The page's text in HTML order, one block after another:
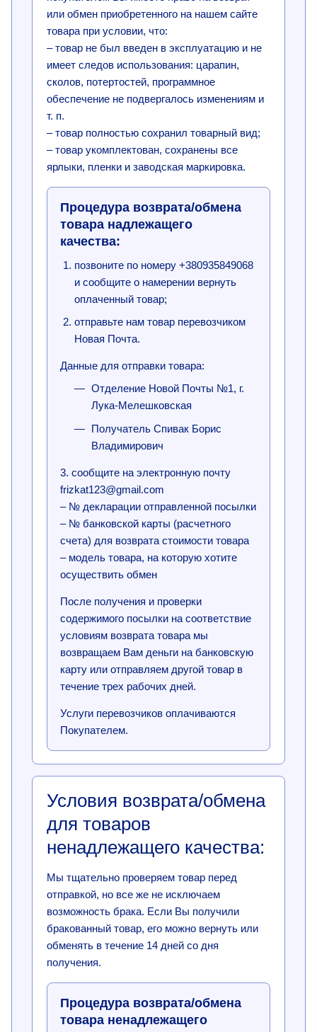
или обмен приобретенного на нашем сайте
товара при условии, что:
– товар не был введен в эксплуатацию и не
имеет следов использования: царапин,
сколов, потертостей, программное
обеспечение не подвергалось изменениям и
т. п.
– товар полностью сохранил товарный вид;
– товар укомплектован, сохранены все
ярлыки, пленки и заводская маркировка.
Процедура возврата/обмена
товара надлежащего
качества:
позвоните по номеру +380935849068
и сообщите о намерении вернуть
оплаченный товар;
отправьте нам товар перевозчиком
Новая Почта.
Данные для отправки товара:
Отделение Новой Почты №1, г.
Лука-Мелешковская
Получатель Спивак Борис
Владимирович
3. сообщите на электронную почту
frizkat123@gmail.com
– № декларации отправленной посылки
– № банковской карты (расчетного
счета) для возврата стоимости товара
– модель товара, на которую хотите
осуществить обмен
После получения и проверки
содержимого посылки на соответствие
условиям возврата товара мы
возвращаем Вам деньги на банковскую
карту или отправляем другой товар в
течение трех рабочих дней.
Услуги перевозчиков оплачиваются
Покупателем.
Условия возврата/обмена
для товаров
ненадлежащего качества:
Мы тщательно проверяем товар перед
отправкой, но все же не исключаем
возможность брака. Если Вы получили
бракованный товар, его можно вернуть или
обменять в течение 14 дней со дня
получения.
Процедура возврата/обмена
товара ненадлежащего